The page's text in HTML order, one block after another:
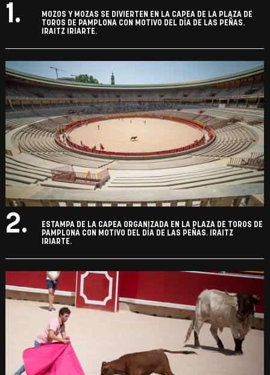
1.
MOZOS Y MOZAS SE DIVIERTEN EN LA CAPEA DE LA PLAZA DE
TOROS DE PAMPLONA CON MOTIVO DEL DÍA DE LAS PEÑAS.
IRAITZ IRIARTE.
2.
ESTAMPA DE LA CAPEA ORGANIZADA EN LA PLAZA DE TOROS DE
PAMPLONA CON MOTIVO DEL DÍA DE LAS PEÑAS. IRAITZ
IRIARTE.